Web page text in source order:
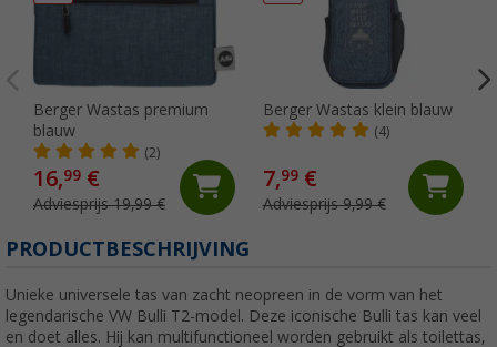
Berger Wastas premium
blauw
(2)
16,99 €
Adviesprijs 19,99 €
Berger Wastas klein blauw
(4)
7,99€
Adviesprijs 9,99 €
PRODUCTBESCHRIJVING
Unieke universele tas van zacht neopreen in de vorm van het
legendarische VW Bulli T2-model. Deze iconische Bulli tas kan veel
en doet alles. Hij kan multifunctioneel worden gebruikt als toilettas,